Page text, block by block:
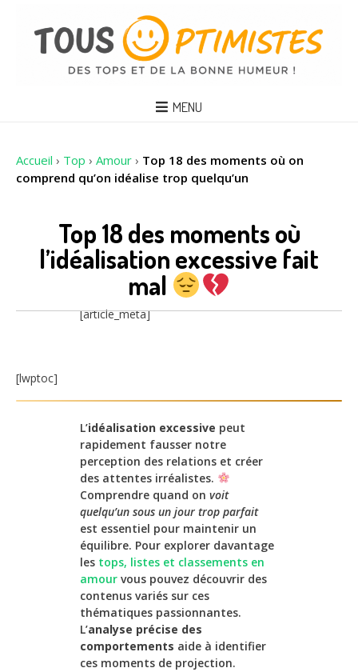
MENU
Accueil › Top › Amour › Top 18 des moments où on
comprend qu’on idéalise trop quelqu’un
Top 18 des moments où
l’idéalisation excessive fait
mal
[article_meta]
[lwptoc]
L’idéalisation excessive peut
rapidement fausser notre
perception des relations et créer
des attentes irréalistes.
Comprendre quand on voit
quelqu’un sous un jour trop parfait
est essentiel pour maintenir un
équilibre. Pour explorer davantage
les tops, listes et classements en
amour vous pouvez découvrir des
contenus variés sur ces
thématiques passionnantes.
L’analyse précise des
comportements aide à identifier
ces moments de projection.